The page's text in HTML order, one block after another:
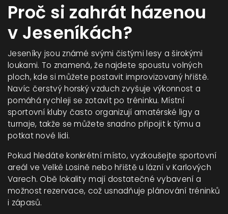
Proč si zahrát házenou
v Jeseníkách?
Jeseníky jsou známé svými čistými lesy a širokými
loukami. To znamená, že najdete spoustu volných
ploch, kde si můžete postavit improvizovaný hřiště.
Navíc čerstvý horský vzduch zvyšuje výkonnost a
pomáhá rychleji se zotavit po tréninku. Místní
sportovní kluby často organizují amatérské ligy a
turnaje, takže se můžete snadno připojit k týmu a
potkat nové lidi.
Pokud hledáte konkrétní místo, vyzkoušejte sportovní
areál ve Velké Losině nebo hřiště u lázní v Karlových
Varech. Obě lokality mají dostatečné vybavení a
možnost rezervace, což usnadňuje plánování tréninků
i zápasů.